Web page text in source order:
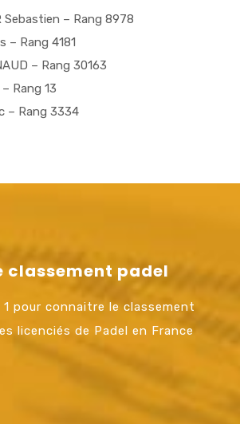
Sebastien – Rang 8978
– Rang 4181
– Rang 30163
Rang 13
– Rang 3334
classement padel
pour connaitre le classement
licenciés de Padel en France